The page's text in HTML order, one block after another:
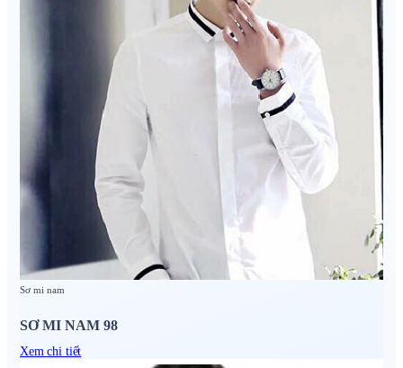
Sơ mi nam
SƠ MI NAM 98
Xem chi tiết